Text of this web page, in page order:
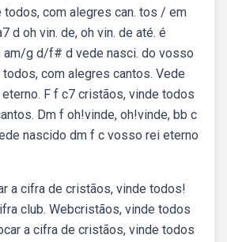
com alegres can. tos / em
oh vin. de, oh vin. de até. é
g d/f# d vede nasci. do vosso
com alegres cantos. Vede
F f c7 cristãos, vinde todos
Dm f oh!vinde, oh!vinde, bb c
nascido dm f c vosso rei eterno
a cifra de cristãos, vinde todos!
club. Webcristãos, vinde todos
a cifra de cristãos, vinde todos